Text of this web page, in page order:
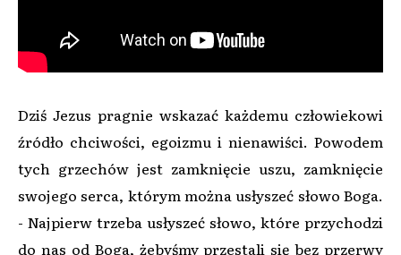
Dziś Jezus pragnie wskazać każdemu człowiekowi
źródło chciwości, egoizmu i nienawiści. Powodem
tych grzechów jest zamknięcie uszu, zamknięcie
swojego serca, którym można usłyszeć słowo Boga.
- Najpierw trzeba usłyszeć słowo, które przychodzi
do nas od Boga, żebyśmy przestali się bez przerwy